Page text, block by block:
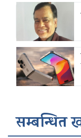
सम्बन्धित